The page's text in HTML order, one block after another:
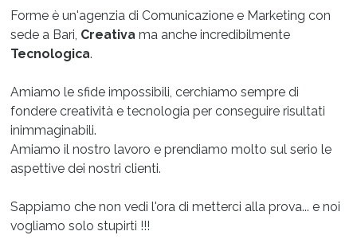
Forme è un'agenzia di Comunicazione e Marketing con
sede a Bari, Creativa ma anche incredibilmente
Tecnologica.
Amiamo le sfide impossibili, cerchiamo sempre di
fondere creatività e tecnologia per conseguire risultati
inimmaginabili.
Amiamo il nostro lavoro e prendiamo molto sul serio le
aspettive dei nostri clienti.
Sappiamo che non vedi l'ora di metterci alla prova... e noi
vogliamo solo stupirti !!!